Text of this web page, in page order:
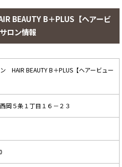
BEAUTY B＋PLUS【ヘアービ
ロン情報
HAIR BEAUTY B＋PLUS【ヘアービュー
岡５条１丁目１６－２３